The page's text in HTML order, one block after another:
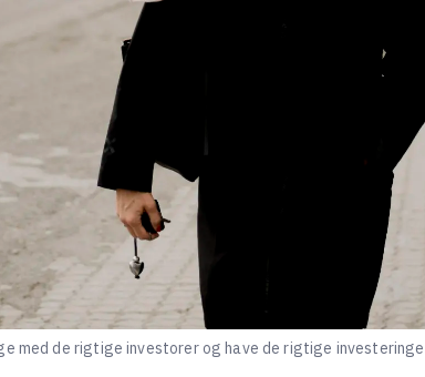
med de rigtige investorer og have de rigtige